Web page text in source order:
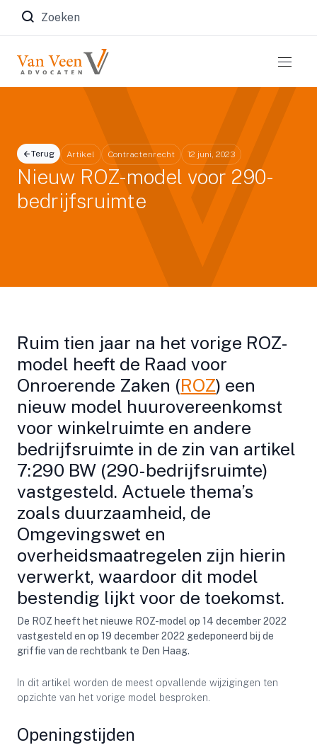
Zoeken naar:
Terug Artikel Contractenrecht 12 juni, 2023
Nieuw ROZ-model voor 290-
bedrijfsruimte
Ruim tien jaar na het vorige ROZ-
model heeft de Raad voor
Onroerende Zaken (ROZ) een
nieuw model huurovereenkomst
voor winkelruimte en andere
bedrijfsruimte in de zin van artikel
7:290 BW (290-bedrijfsruimte)
vastgesteld. Actuele thema’s
zoals duurzaamheid, de
Omgevingswet en
overheidsmaatregelen zijn hierin
verwerkt, waardoor dit model
bestendig lijkt voor de toekomst.
De ROZ heeft het nieuwe ROZ-model op 14 december 2022
vastgesteld en op 19 december 2022 gedeponeerd bij de
griffie van de rechtbank te Den Haag.
In dit artikel worden de meest opvallende wijzigingen ten
opzichte van het vorige model besproken.
Openingstijden